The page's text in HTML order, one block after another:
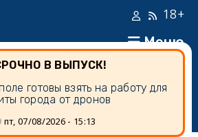
Меню
18+
В ВЫПУСК!
готовы взять на работу для
города от дронов
пт, 07/08/2026 - 15:13